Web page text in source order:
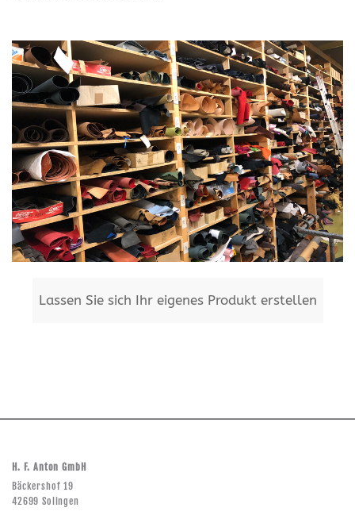
Lassen Sie sich Ihr eigenes Produkt erstellen
H. F. Anton GmbH
Bäckershof 19
42699 Solingen